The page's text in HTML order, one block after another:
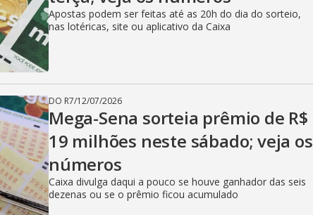
Apostas podem ser feitas até as 20h do dia do sorteio,
nas lotéricas, site ou aplicativo da Caixa
DO R7/12/07/2026
Mega-Sena sorteia prêmio de R$
19 milhões neste sábado; veja os
números
Caixa divulga daqui a pouco se houve ganhador das seis
dezenas ou se o prêmio ficou acumulado